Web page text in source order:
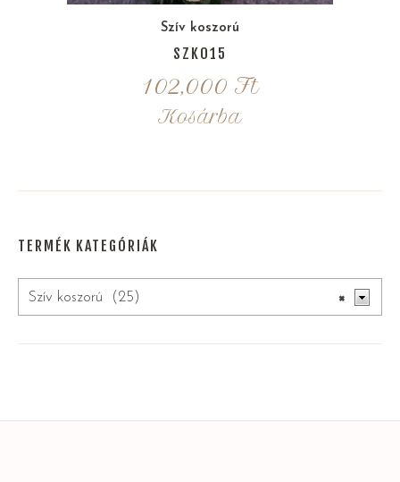
Szív koszorú
SZK015
102,000 Ft
Kosárba
TERMÉK KATEGÓRIÁK
×
Szív koszorú (25)